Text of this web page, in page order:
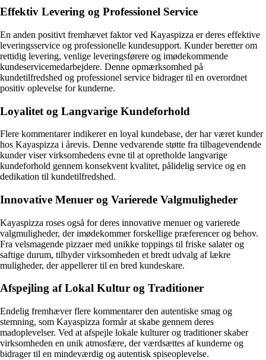
Effektiv Levering og Professionel Service
En anden positivt fremhævet faktor ved Kayaspizza er deres effektive
leveringsservice og professionelle kundesupport. Kunder beretter om
rettidig levering, venlige leveringsførere og imødekommende
kundeservicemedarbejdere. Denne opmærksomhed på
kundetilfredshed og professionel service bidrager til en overordnet
positiv oplevelse for kunderne.
Loyalitet og Langvarige Kundeforhold
Flere kommentarer indikerer en loyal kundebase, der har været kunder
hos Kayaspizza i årevis. Denne vedvarende støtte fra tilbagevendende
kunder viser virksomhedens evne til at opretholde langvarige
kundeforhold gennem konsekvent kvalitet, pålidelig service og en
dedikation til kundetilfredshed.
Innovative Menuer og Varierede Valgmuligheder
Kayaspizza roses også for deres innovative menuer og varierede
valgmuligheder, der imødekommer forskellige præferencer og behov.
Fra velsmagende pizzaer med unikke toppings til friske salater og
saftige durum, tilbyder virksomheden et bredt udvalg af lækre
muligheder, der appellerer til en bred kundeskare.
Afspejling af Lokal Kultur og Traditioner
Endelig fremhæver flere kommentarer den autentiske smag og
stemning, som Kayaspizza formår at skabe gennem deres
madoplevelser. Ved at afspejle lokale kulturer og traditioner skaber
virksomheden en unik atmosfære, der værdsættes af kunderne og
bidrager til en mindeværdig og autentisk spiseoplevelse.